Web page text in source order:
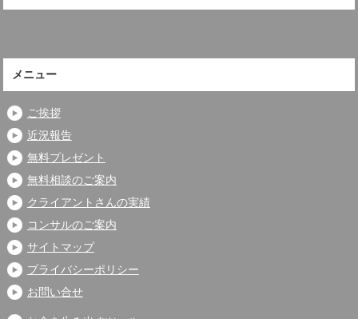
メニュー
ご挨拶
近況報告
無料プレゼント
無料相談のご案内
クライアントさんの実績
コンサルのご案内
サイトマップ
プライバシーポリシー
お問い合せ